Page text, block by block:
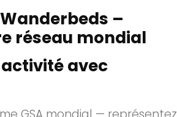
–
réseau mondial
avec